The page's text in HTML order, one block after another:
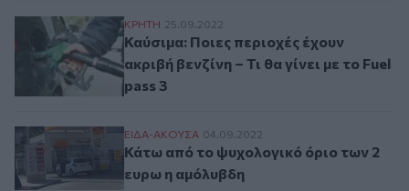
Καύσιμα: Ποιες περιοχές έχουν ακριβή
ΚΡΗΤΗ 25.09.2022
Καύσιμα: Ποιες περιοχές έχουν
ακριβή βενζίνη – Τι θα γίνει με το Fuel
pass 3
Κάτω από το ψυχολογικό όριο των 2
ΕΙΔΑ-ΑΚΟΥΣΑ 04.09.2022
Κάτω από το ψυχολογικό όριο των 2
ευρω η αμόλυβδη